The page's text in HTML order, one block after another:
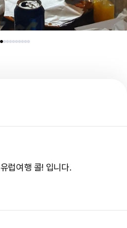
럽여행 콜! 입니다.